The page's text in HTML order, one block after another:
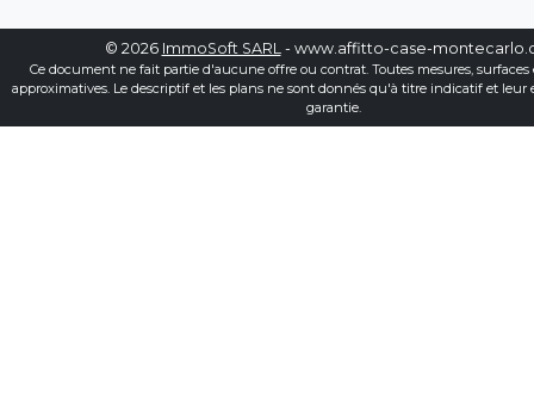
© 2026 ImmoSoft SARL- www.affitto-case-
Ce document ne fait partie d'aucune offre ou contrat. Toutes mesures, surfaces
approximatives. Le descriptif et les plans ne sont donnés qu'à titre indicatif et leur
garantie.